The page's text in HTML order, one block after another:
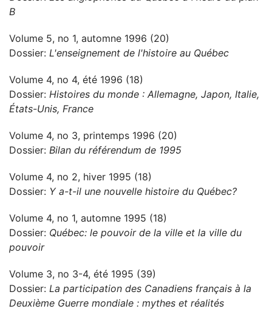
B
Volume 5, no 1, automne 1996 (20)
Dossier: L'enseignement de l'histoire au Québec
Volume 4, no 4, été 1996 (18)
Dossier: Histoires du monde : Allemagne, Japon, Italie,
États-Unis, France
Volume 4, no 3, printemps 1996 (20)
Dossier: Bilan du référendum de 1995
Volume 4, no 2, hiver 1995 (18)
Dossier: Y a-t-il une nouvelle histoire du Québec?
Volume 4, no 1, automne 1995 (18)
Dossier: Québec: le pouvoir de la ville et la ville du
pouvoir
Volume 3, no 3-4, été 1995 (39)
Dossier: La participation des Canadiens français à la
Deuxième Guerre mondiale : mythes et réalités